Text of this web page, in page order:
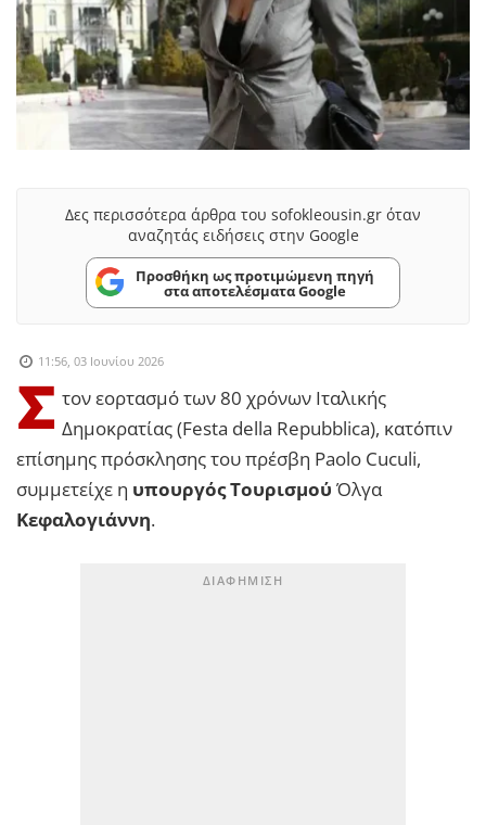
Δες περισσότερα άρθρα του sofokleousin.gr όταν
αναζητάς ειδήσεις στην Google
Προσθήκη ως προτιμώμενη πηγή
στα αποτελέσματα Google
11:56, 03 Ιουνίου 2026
Σ τον εορτασμό των 80 χρόνων Ιταλικής
Δημοκρατίας (Festa della Repubblica), κατόπιν
επίσημης πρόσκλησης του πρέσβη Paolo Cuculi,
συμμετείχε η υπουργός Τουρισμού Όλγα
Κεφαλογιάννη.